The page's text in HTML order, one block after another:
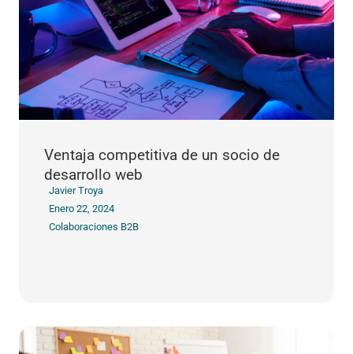
Ventaja competitiva de un socio de
desarrollo web
Javier Troya
Enero 22, 2024
Colaboraciones B2B